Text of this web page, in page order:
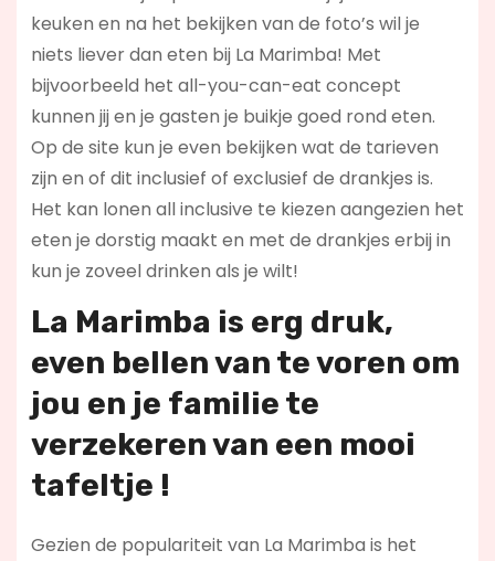
keuken en na het bekijken van de foto’s wil je
niets liever dan eten bij La Marimba! Met
bijvoorbeeld het all-you-can-eat concept
kunnen jij en je gasten je buikje goed rond eten.
Op de site kun je even bekijken wat de tarieven
zijn en of dit inclusief of exclusief de drankjes is.
Het kan lonen all inclusive te kiezen aangezien het
eten je dorstig maakt en met de drankjes erbij in
kun je zoveel drinken als je wilt!
La Marimba is erg druk,
even bellen van te voren om
jou en je familie te
verzekeren van een mooi
tafeltje !
Gezien de populariteit van La Marimba is het